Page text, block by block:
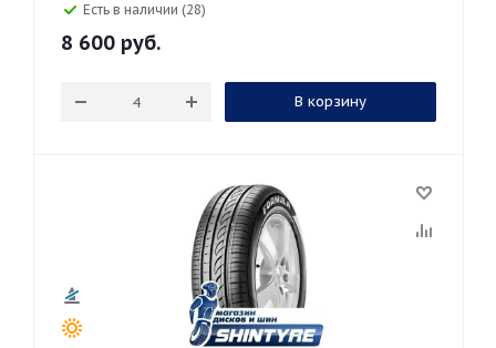
Есть в наличии (28)
8 600 руб.
В корзину